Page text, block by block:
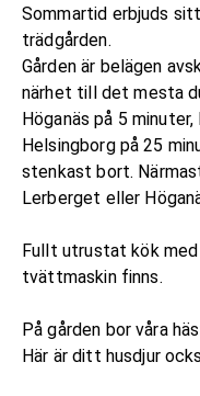
Sommartid erbjuds
trädgården.
Gården är belägen
närhet till det mesta
Höganäs på 5
Helsingborg på 25
stenkast bort.
Lerberget eller
Fullt utrustat kök
tvättmaskin finns.
På gården bor våra
Här är ditt husdjur